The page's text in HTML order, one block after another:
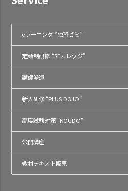
eラーニング “独習ゼミ”
定額制研修 “SEカレッジ”
講師派遣
新人研修 “PLUS DOJO”
高度試験対策 "KOUDO"
公開講座
教材テキスト販売